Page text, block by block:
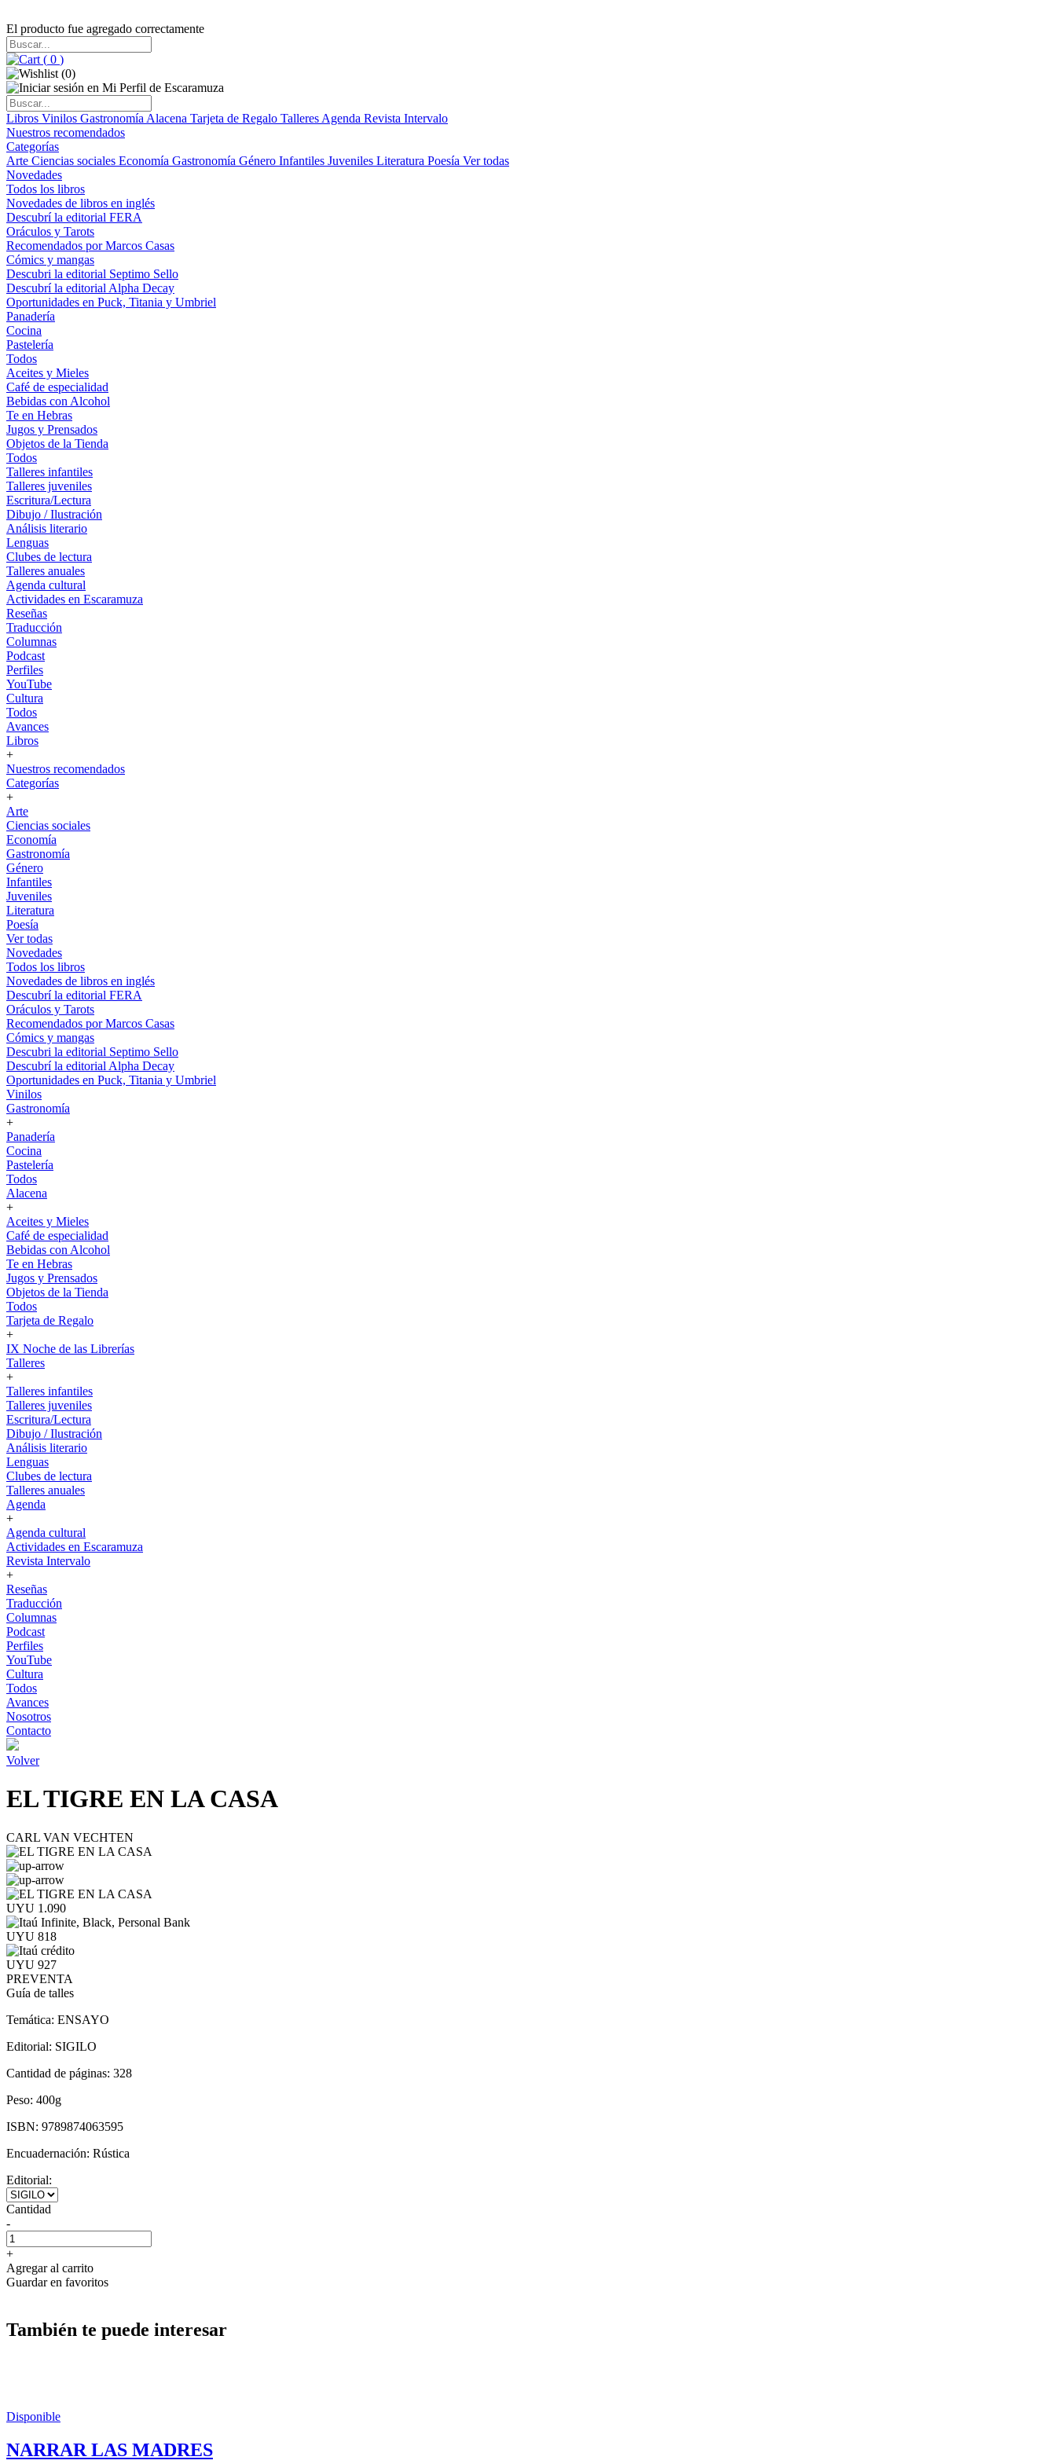
El producto fue agregado correctamente
( 0 )
(0)
Libros Vinilos Gastronomía Alacena Tarjeta de Regalo Talleres Agenda Revista Intervalo
Nuestros recomendados
Categorías
Arte Ciencias sociales Economía Gastronomía Género Infantiles Juveniles Literatura Poesía Ver todas
Novedades
Todos los libros
Novedades de libros en inglés
Descubrí la editorial FERA
Oráculos y Tarots
Recomendados por Marcos Casas
Cómics y mangas
Descubri la editorial Septimo Sello
Descubrí la editorial Alpha Decay
Oportunidades en Puck, Titania y Umbriel
Panadería
Cocina
Pastelería
Todos
Aceites y Mieles
Café de especialidad
Bebidas con Alcohol
Te en Hebras
Jugos y Prensados
Objetos de la Tienda
Todos
Talleres infantiles
Talleres juveniles
Escritura/Lectura
Dibujo / Ilustración
Análisis literario
Lenguas
Clubes de lectura
Talleres anuales
Agenda cultural
Actividades en Escaramuza
Reseñas
Traducción
Columnas
Podcast
Perfiles
YouTube
Cultura
Todos
Avances
Libros
+
Nuestros recomendados
Categorías
+
Arte
Ciencias sociales
Economía
Gastronomía
Género
Infantiles
Juveniles
Literatura
Poesía
Ver todas
Novedades
Todos los libros
Novedades de libros en inglés
Descubrí la editorial FERA
Oráculos y Tarots
Recomendados por Marcos Casas
Cómics y mangas
Descubri la editorial Septimo Sello
Descubrí la editorial Alpha Decay
Oportunidades en Puck, Titania y Umbriel
Vinilos
Gastronomía
+
Panadería
Cocina
Pastelería
Todos
Alacena
+
Aceites y Mieles
Café de especialidad
Bebidas con Alcohol
Te en Hebras
Jugos y Prensados
Objetos de la Tienda
Todos
Tarjeta de Regalo
+
IX Noche de las Librerías
Talleres
+
Talleres infantiles
Talleres juveniles
Escritura/Lectura
Dibujo / Ilustración
Análisis literario
Lenguas
Clubes de lectura
Talleres anuales
Agenda
+
Agenda cultural
Actividades en Escaramuza
Revista Intervalo
+
Reseñas
Traducción
Columnas
Podcast
Perfiles
YouTube
Cultura
Todos
Avances
Nosotros
Contacto
Volver
EL TIGRE EN LA CASA
CARL VAN VECHTEN
UYU 1.090
UYU 818
UYU 927
PREVENTA
Guía de talles
Temática: ENSAYO
Editorial: SIGILO
Cantidad de páginas: 328
Peso: 400g
ISBN: 9789874063595
Encuadernación: Rústica
Editorial:
Cantidad
-
+
Agregar al carrito
Guardar en favoritos
También te puede interesar
Disponible
NARRAR LAS MADRES